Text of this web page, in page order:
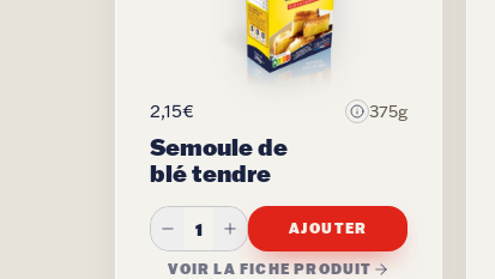
2,15€ 375g
Semoule de
blé tendre
1 AJOUTER
VOIR LA FICHE PRODUIT